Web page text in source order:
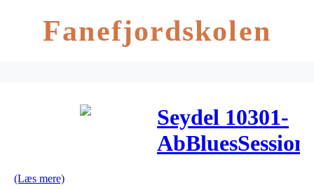
Fanefjordskolen
Seydel 10301-
(Læs mere)